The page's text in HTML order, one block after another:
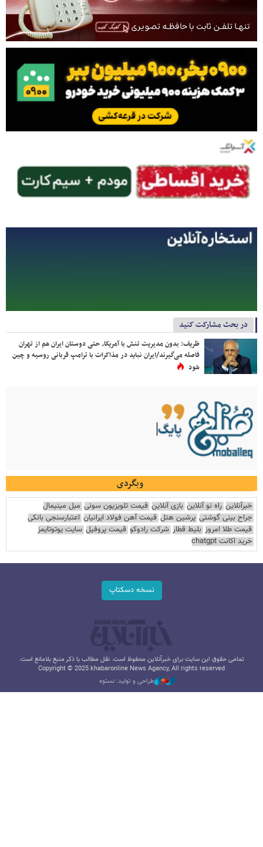
در بحث مشارکت کنید
ظریف: بدون مدیریت تنش با آمریکا، حتی دوستان ایران هم از تهران
فاصله می‌گیرند/ایران نباید در مذاکرات با ترامپ قربانی روسیه و چین
شود
وبگردی
خبرآنلاین راه نو آنلاین بازی آنلاین قیمت تلویزیون سونی مبل مینیمال
جراح بینی گوشتی پرشین هتل قیمت آهن فولاد ایرانیان اعتبارسنجی بانکی
قیمت طلا امروز بلیط قطار شرکت رادوکو قیمت پروفیل سایت یوتوتایمز
خرید اکانت chatgpt
نسخه دسکتاپ
تمامی حقوق این سایت برای خبرآنلاین محفوظ است. نقل مطالب با ذکر منبع بلامانع است.
Copyright © 2025 khabaronline News Agancy, All rights reserved
طراحی و تولید: نستوه